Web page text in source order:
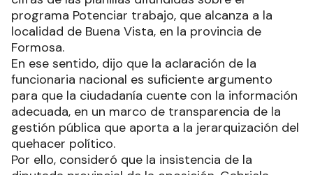
programa Potenciar trabajo, que alcanza a la
localidad de Buena Vista, en la provincia de
Formosa.
En ese sentido, dijo que la aclaración de la
funcionaria nacional es suficiente argumento
para que la ciudadanía cuente con la información
adecuada, en un marco de transparencia de la
gestión pública que aporta a la jerarquización del
quehacer político.
Por ello, consideró que la insistencia de la